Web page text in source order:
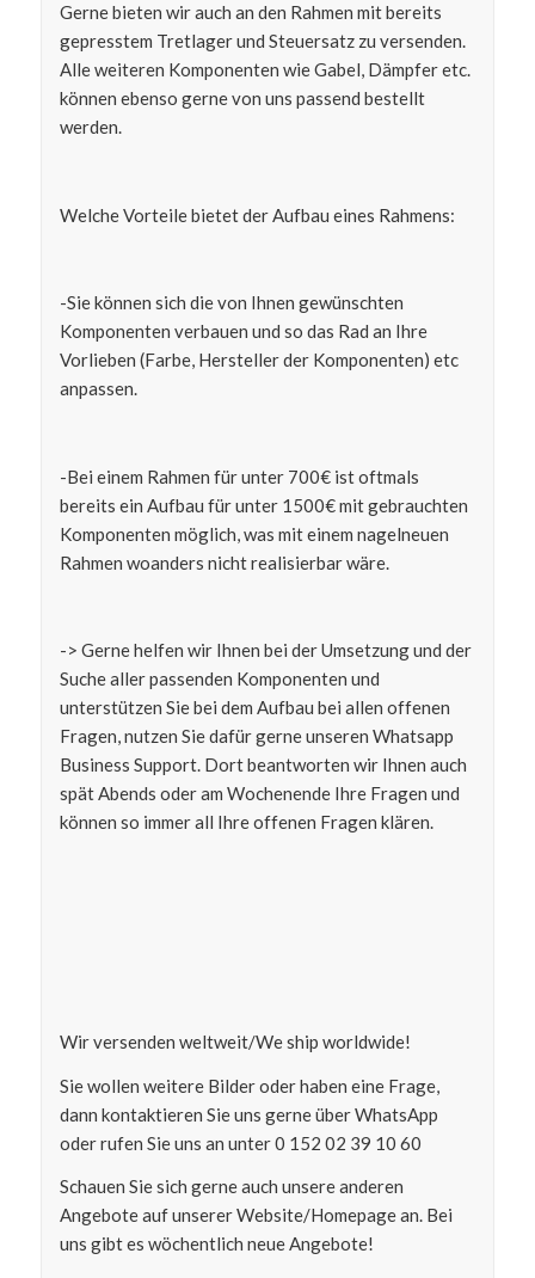
Gerne bieten wir auch an den Rahmen mit bereits
gepresstem Tretlager und Steuersatz zu versenden.
Alle weiteren Komponenten wie Gabel, Dämpfer etc.
können ebenso gerne von uns passend bestellt
werden.
Welche Vorteile bietet der Aufbau eines Rahmens:
-Sie können sich die von Ihnen gewünschten
Komponenten verbauen und so das Rad an Ihre
Vorlieben (Farbe, Hersteller der Komponenten) etc
anpassen.
-Bei einem Rahmen für unter 700€ ist oftmals
bereits ein Aufbau für unter 1500€ mit gebrauchten
Komponenten möglich, was mit einem nagelneuen
Rahmen woanders nicht realisierbar wäre.
-> Gerne helfen wir Ihnen bei der Umsetzung und der
Suche aller passenden Komponenten und
unterstützen Sie bei dem Aufbau bei allen offenen
Fragen, nutzen Sie dafür gerne unseren Whatsapp
Business Support. Dort beantworten wir Ihnen auch
spät Abends oder am Wochenende Ihre Fragen und
können so immer all Ihre offenen Fragen klären.
Wir versenden weltweit/We ship worldwide!
Sie wollen weitere Bilder oder haben eine Frage,
dann kontaktieren Sie uns gerne über WhatsApp
oder rufen Sie uns an unter 0 152 02 39 10 60
Schauen Sie sich gerne auch unsere anderen
Angebote auf unserer Website/Homepage an. Bei
uns gibt es wöchentlich neue Angebote!